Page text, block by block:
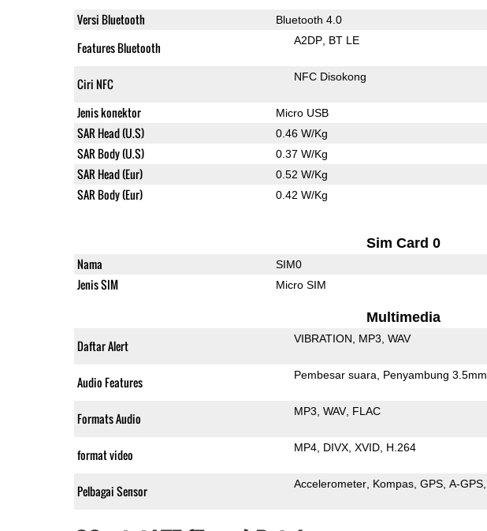
Versi Bluetooth Bluetooth 4.0
Features Bluetooth A2DP BT LE
Ciri NFC NFC Disokong
Jenis konektor Micro USB
SAR Head (U.S) 0.46 W/Kg
SAR Body (U.S) 0.37 W/Kg
SAR Head (Eur) 0.52 W/Kg
SAR Body (Eur) 0.42 W/Kg
Sim Card 0
Nama SIM0
Jenis SIM Micro SIM
Multimedia
Daftar Alert VIBRATION MP3 WAV
Audio Features Pembesar suara Penyambung 3.5mm
Formats Audio MP3 WAV FLAC
format video MP4 DIVX XVID H.264
Pelbagai Sensor Accelerometer Kompas GPS A-GPS